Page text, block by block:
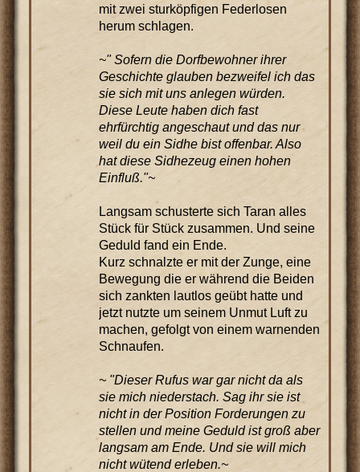
mit zwei sturköpfigen Federlosen
herum schlagen.
~" Sofern die Dorfbewohner ihrer
Geschichte glauben bezweifel ich das
sie sich mit uns anlegen würden.
Diese Leute haben dich fast
ehrfürchtig angeschaut und das nur
weil du ein Sidhe bist offenbar. Also
hat diese Sidhezeug einen hohen
Einfluß."~
Langsam schusterte sich Taran alles
Stück für Stück zusammen. Und seine
Geduld fand ein Ende.
Kurz schnalzte er mit der Zunge, eine
Bewegung die er während die Beiden
sich zankten lautlos geübt hatte und
jetzt nutzte um seinem Unmut Luft zu
machen, gefolgt von einem warnenden
Schnaufen.
~ "Dieser Rufus war gar nicht da als
sie mich niederstach. Sag ihr sie ist
nicht in der Position Forderungen zu
stellen und meine Geduld ist groß aber
langsam am Ende. Und sie will mich
nicht wütend erleben.~